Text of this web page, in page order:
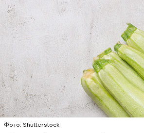
Фото: Shutterstock
Ингредиенты:
ЕДА ОВОЩИ РЕЦЕПТЫ
Фото: Shutterstock